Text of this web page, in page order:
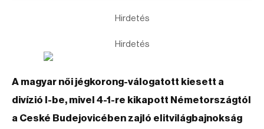
Hirdetés
Hirdetés
A magyar női jégkorong-válogatott kiesett a
divízió I-be, mivel 4-1-re kikapott Németországtól
a Ceské Budejovicében zajló elitvilágbajnokság